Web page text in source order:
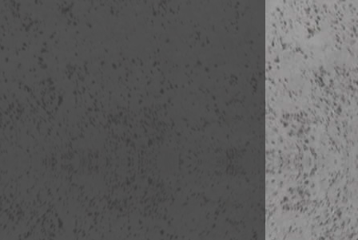
3B Invalides
3C
3D Rue
3E Pont
3F Grand
3G Petit
3H Le
3I Palais
3J Champs
3K Place de
3L Diadalív
3M
3N Palais
3O Pont
3P Tour